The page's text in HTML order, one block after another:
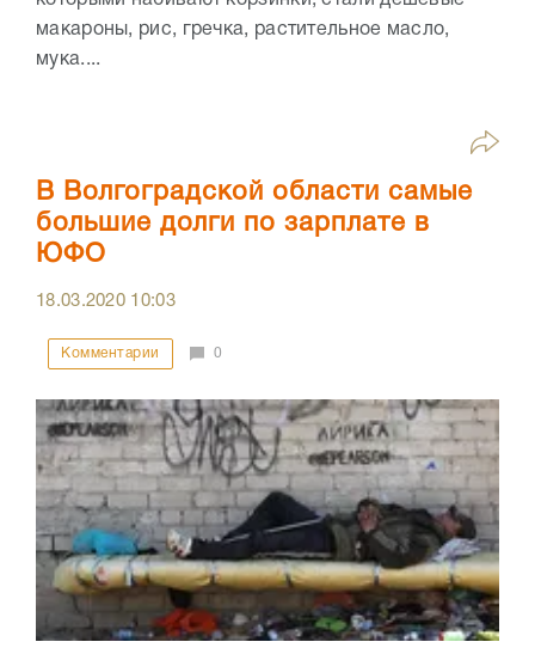
макароны, рис, гречка, растительное масло,
мука....
В Волгоградской области самые
большие долги по зарплате в
ЮФО
18.03.2020 10:03
Комментарии 0